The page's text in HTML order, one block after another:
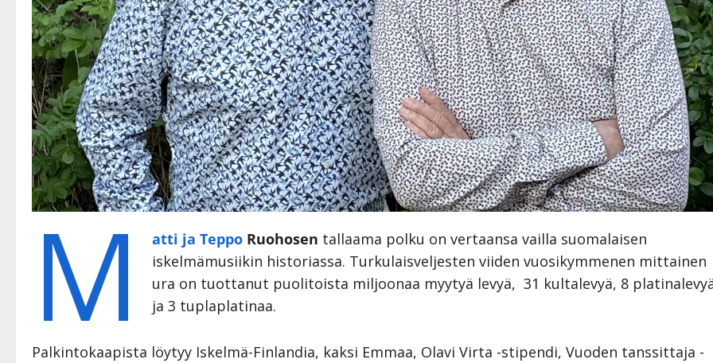
M atti ja Teppo Ruohosen tallaama polku on vertaansa vailla suomalaisen
iskelmämusiikin historiassa. Turkulaisveljesten viiden vuosikymmenen mittainen
ura on tuottanut puolitoista miljoonaa myytyä levyä, 31 kultalevyä, 8
ja 3 tuplaplatinaa.
Palkintokaapista löytyy Iskelmä-Finlandia, kaksi Emmaa, Olavi Virta -stipendi, Vuoden tanssittaja -